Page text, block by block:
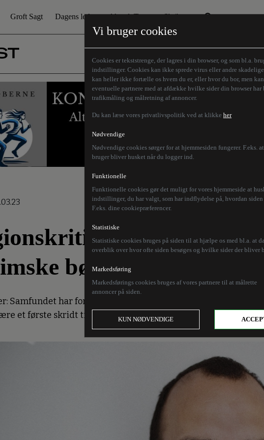
Vi bruger cookies
Cookies er tekststrenge, der lagres i din browser, og som bl.a.
indstillinger. Cookies kan ikke sprede virus eller andre
kan heller ikke fortælle os hvem du er, eller hvor du bor, men
eventuelle partnere med at afdække hvilke sider din browser har
trafikmåling og målretning af annoncer.
Du kan læse vores privatlivspolitik ved at klikke her
Nødvendige
Nødvendige cookies sørger for at hjemmesiden fungerer. F.eks.
bruger bliver husket når du logger ind.
Funktionelle
Funktionelle cookies gør det muligt for vores hjemmeside at
indstillinger, du har valgt, som har indflydelse på, hvordan siden
F.eks. dine cookiepræferencer.
Statistiske
Statistiske cookies bruges på siden til at hjælpe os med bl.a. at
overblik over hvor ofte siden besøges og hvilke sider der bliver
Markedsføring
Markedsførings cookies bruges af vores partnere til at målrette
annoncer på siden.
KUN NØDVENDIGE
Groft Sagt Dagens leder Aktuelt Tema
Den borgelige brille
Humaniora forfra
Store Danskere
Skribenter
Z-aksen
og satire kan
børn
Samfundet har forskellige forventninger til børn alt efter
et første skridt til frigørelse.